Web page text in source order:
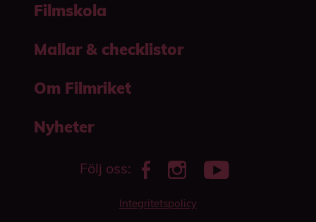
Filmskola
Mallar & checklistor
Om Filmriket
Nyheter
Följ oss:
Integritetspolicy